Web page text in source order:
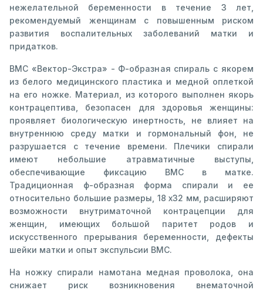
нежелательной беременности в течение 3 лет,
рекомендуемый женщинам с повышенным риском
развития воспалительных заболеваний матки и
придатков.
ВМС «Вектор-Экстра» - Ф-образная спираль с якорем
из белого медицинского пластика и медной оплеткой
на его ножке. Материал, из которого выполнен якорь
контрацептива, безопасен для здоровья женщины:
проявляет биологическую инертность, не влияет на
внутреннюю среду матки и гормональный фон, не
разрушается с течение времени. Плечики спирали
имеют небольшие атравматичные выступы,
обеспечивающие фиксацию ВМС в матке.
Традиционная ф-образная форма спирали и ее
относительно большие размеры, 18 х32 мм, расширяют
возможности внутриматочной контрацепции для
женщин, имеющих большой паритет родов и
искусственного прерывания беременности, дефекты
шейки матки и опыт экспульсии ВМС.
На ножку спирали намотана медная проволока, она
снижает риск возникновения внематочной